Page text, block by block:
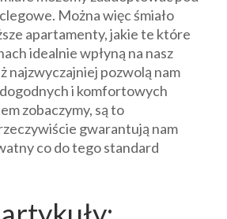
Można więc śmiało
apartamenty, jakie te które
idealnie wpłyną na nasz
najzwyczajniej pozwolą nam
i komfortowych
zobaczymy, są to
gwarantują nam
co do tego standard